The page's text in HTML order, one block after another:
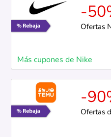
-
Ofertas
Más cupones de Nike
-
Ofertas